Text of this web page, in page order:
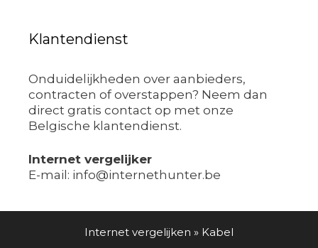
Klantendienst
Onduidelijkheden over aanbieders,
contracten of overstappen? Neem dan
direct gratis contact op met onze
Belgische klantendienst.
Internet vergelijker
E-mail: info@internethunter.be
Internet vergelijken » Kabel